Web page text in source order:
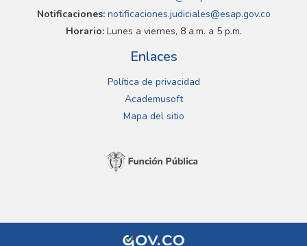
Notificaciones:notificaciones.judiciales@esap.gov.co
Horario:Lunes a viernes, 8 a.m. a 5 p.m.
Enlaces
Política de privacidad
Academusoft
Mapa del sitio